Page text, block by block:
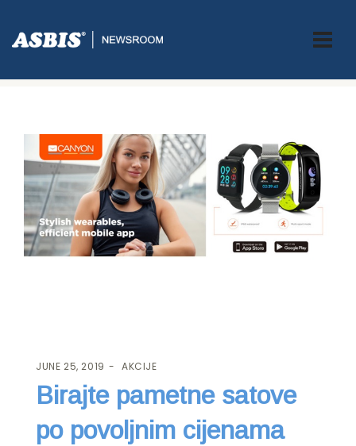
ASBIS.BA>AKCIJE> BIRAJTE PAMETNE SATOVE PO POVOLJNIM
JUNE 25, 2019 AKCIJE
Birajte pametne satove
po povoljnim cijenama